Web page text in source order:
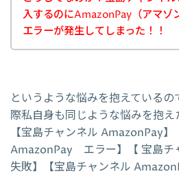
入するのにAmazonPay（アマゾ
エラーが発生してしまった！！
というような悩みを抱えている
際私自身も同じような悩みを抱
【宝島チャンネル AmazonPay
AmazonPay エラー】【 宝島チ
失敗】【宝島チャンネル